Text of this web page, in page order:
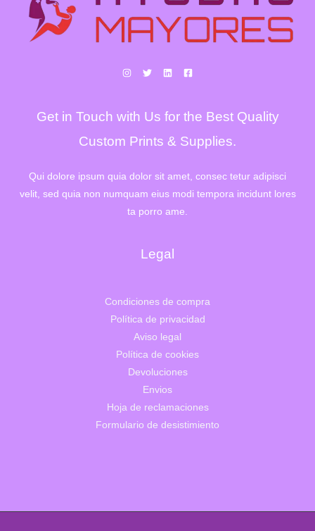
Get in Touch with Us for the Best Quality
Custom Prints & Supplies.
Qui dolore ipsum quia dolor sit amet, consec tetur adipisci
velit, sed quia non numquam eius modi tempora incidunt lores
ta porro ame.
Legal
Condiciones de compra
Política de privacidad
Aviso legal
Política de cookies
Devoluciones
Envios
Hoja de reclamaciones
Formulario de desistimiento